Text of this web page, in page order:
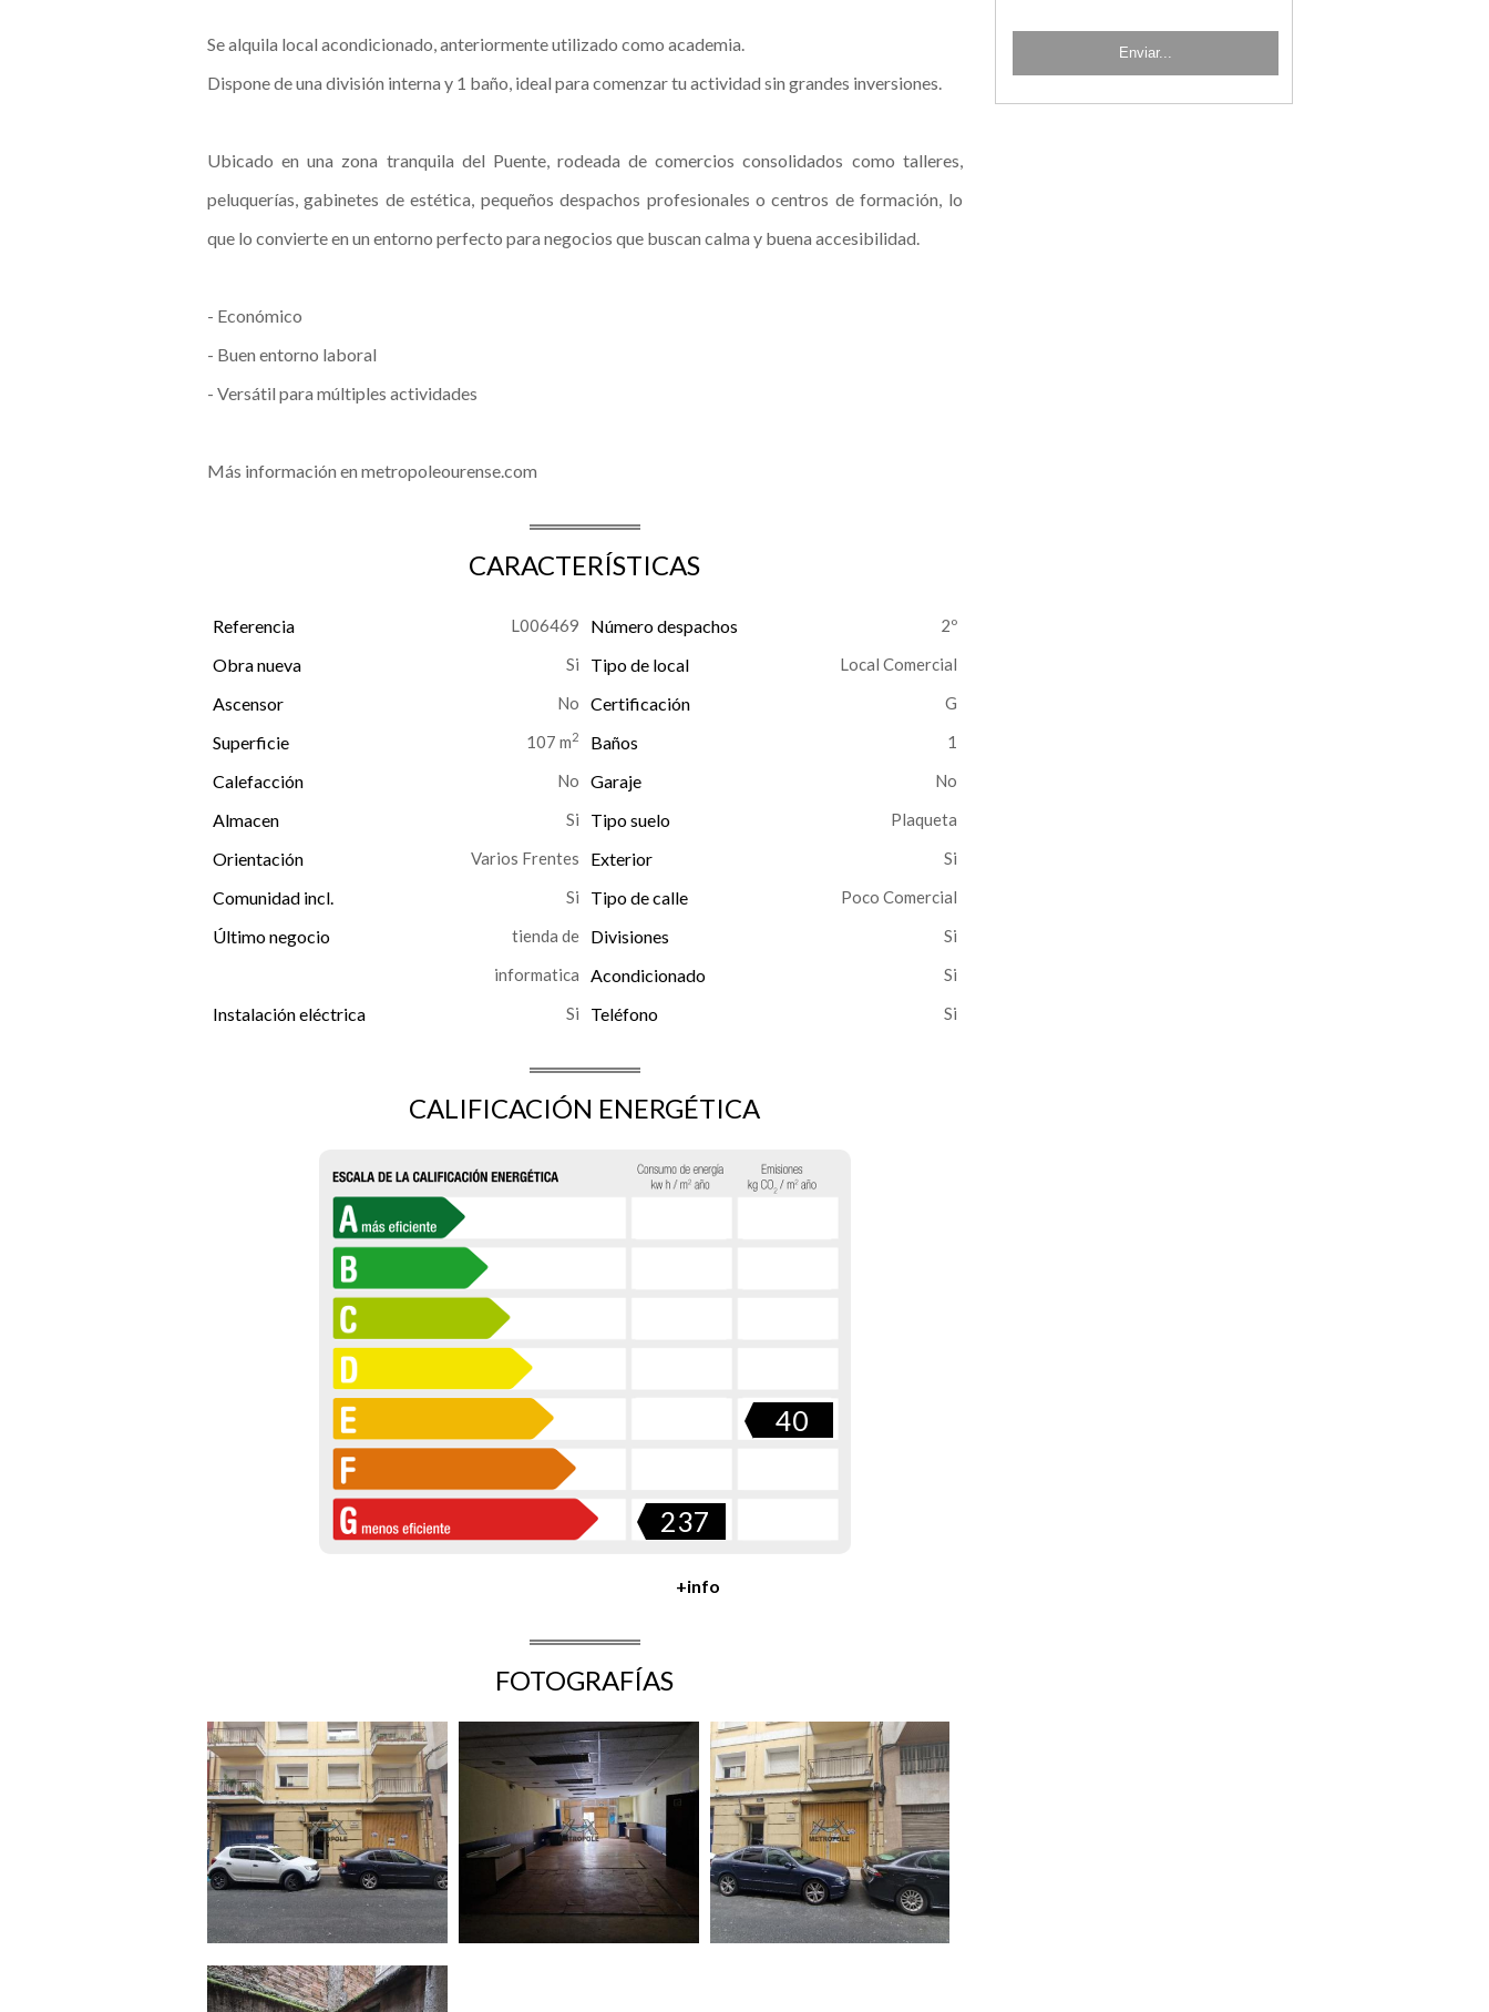
Se alquila local acondicionado, anteriormente utilizado como academia.
Dispone de una división interna y 1 baño, ideal para comenzar tu actividad sin grandes inversiones.
Ubicado en una zona tranquila del Puente, rodeada de comercios consolidados como talleres,
peluquerías, gabinetes de estética, pequeños despachos profesionales o centros de formación, lo
que lo convierte en un entorno perfecto para negocios que buscan calma y buena accesibilidad.
- Económico
- Buen entorno laboral
- Versátil para múltiples actividades
Más información en metropoleourense.com
CARACTERÍSTICAS
Referencia L006469 Número despachos 2º
Obra nueva Tipo de local Local Comercial
Ascensor No Certificación G
Superficie 107 m2 Baños 1
Calefacción
Garaje
Almacen
Tipo suelo Plaqueta
Orientación Varios Frentes
Exterior
Comunidad incl.
Tipo de calle Poco Comercial
Último negocio
tienda de
informatica
Divisiones
Acondicionado
Instalación eléctrica
Teléfono
CALIFICACIÓN ENERGÉTICA
237
40
+info
FOTOGRAFÍAS